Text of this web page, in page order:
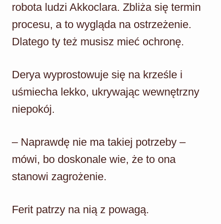
robota ludzi Akkoclara. Zbliża się termin
procesu, a to wygląda na ostrzeżenie.
Dlatego ty też musisz mieć ochronę.
Derya wyprostowuje się na krześle i
uśmiecha lekko, ukrywając wewnętrzny
niepokój.
– Naprawdę nie ma takiej potrzeby –
mówi, bo doskonale wie, że to ona
stanowi zagrożenie.
Ferit patrzy na nią z powagą.